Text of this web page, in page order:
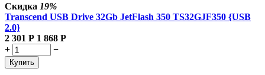
Скидка 19%
Transcend USB Drive 32Gb JetFlash 350 TS32GJF350 {USB
2.0}
2 301 Р 1 868 Р
+
−
Купить